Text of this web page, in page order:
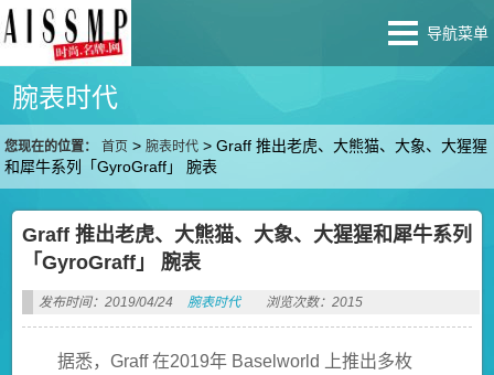
导航菜单
腕表时代
您现在的位置： 首页 >腕表时代 >Graff 推出老虎、大熊猫、大象、大猩猩
和犀牛系列「GyroGraff」 腕表
Graff 推出老虎、大熊猫、大象、大猩猩和犀牛系列
「GyroGraff」 腕表
发布时间：2019/04/24 腕表时代 浏览次数：2015
据悉，Graff 在2019年 Baselworld 上推出多枚